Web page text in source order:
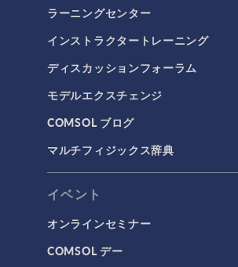
ラーニングセンター
インストラクタートレーニング
ディスカッションフォーラム
モデルエクスチェンジ
COMSOL ブログ
マルチフィジックス辞典
イベント
オンラインセミナー
COMSOL デー